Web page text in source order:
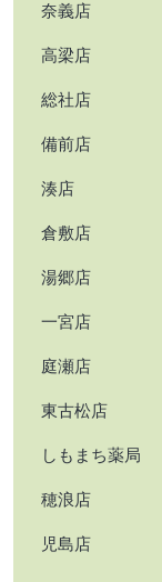
奈義店
高梁店
総社店
備前店
湊店
倉敷店
湯郷店
一宮店
庭瀬店
東古松店
しもまち薬局
穂浪店
児島店